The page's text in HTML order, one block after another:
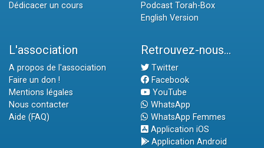
Dédicacer un cours
Podcast Torah-Box
English Version
L'association
A propos de l'association
Faire un don !
Mentions légales
Nous contacter
Aide (FAQ)
Retrouvez-nous...
Twitter
Facebook
YouTube
WhatsApp
WhatsApp Femmes
Application iOS
Application Android